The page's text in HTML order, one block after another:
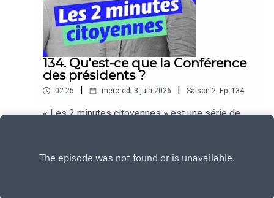
134. Qu'est-ce que la Conférence
des présidents ?
02:25 mercredi 3 juin 2026 Saison 2, Ep. 134
« Les 2 minutes citoyennes » est une série de
s’adressent à tous les citoyens.